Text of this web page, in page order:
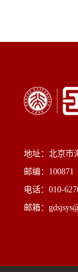
地址：北京市
邮编：100871
电话：010-
邮箱：